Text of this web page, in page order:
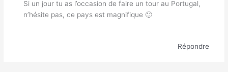
Si un jour tu as l’occasion de faire un tour au Portugal,
n’hésite pas, ce pays est magnifique 🙂
Répondre